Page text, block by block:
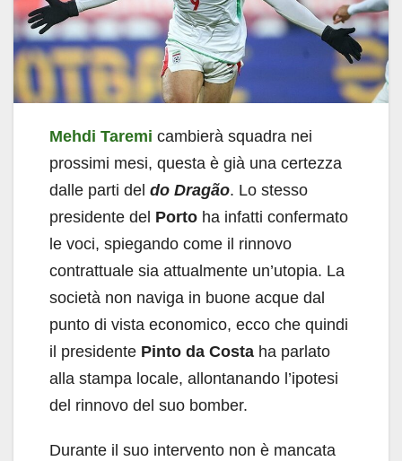
Mehdi Taremi cambierà squadra nei
prossimi mesi, questa è già una certezza
dalle parti del do Dragão. Lo stesso
presidente del Porto ha infatti confermato
le voci, spiegando come il rinnovo
contrattuale sia attualmente un’utopia. La
società non naviga in buone acque dal
punto di vista economico, ecco che quindi
il presidente Pinto da Costa ha parlato
alla stampa locale, allontanando l’ipotesi
del rinnovo del suo bomber.
Durante il suo intervento non è mancata